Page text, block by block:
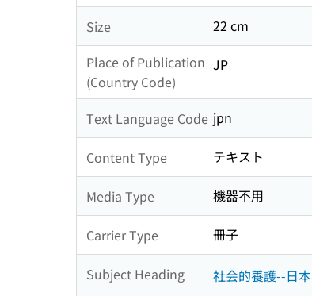
Size
22 cm
Place of Publication
(Country Code)
JP
Text Language Code jpn
Content Type テキスト
Media Type 機器不用
Carrier Type 冊子
Subject Heading 社会的養護--日本